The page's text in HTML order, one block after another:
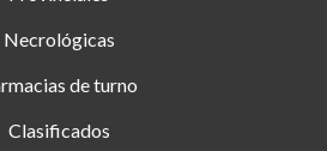
Necrológicas
de turno
Clasificados